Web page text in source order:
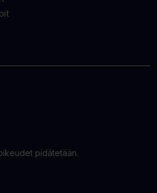
pidätetään.